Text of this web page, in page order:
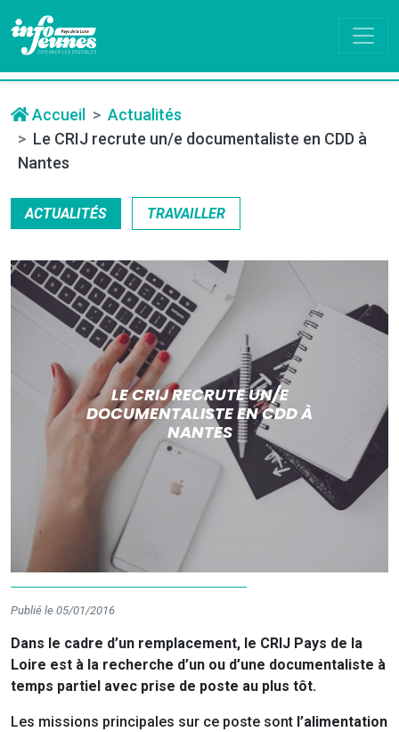
Accueil
Actualités
Le CRIJ recrute un/e documentaliste en CDD à
Nantes
ACTUALITÉS TRAVAILLER
LE CRIJ RECRUTE UN/E
DOCUMENTALISTE EN CDD À
NANTES
Publié le 05/01/2016
Dans le cadre d’un remplacement, le CRIJ Pays de la
Loire est à la recherche d’un ou d’une documentaliste à
temps partiel avec prise de poste au plus tôt.
Les missions principales sur ce poste sont l’alimentation